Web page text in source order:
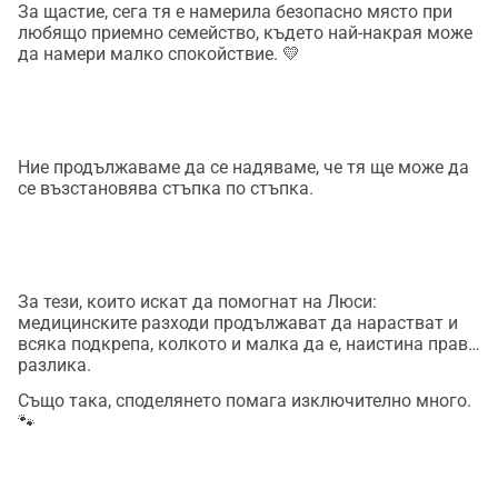
За щастие, сега тя е намерила безопасно място при
любящо приемно семейство, където най-накрая може
да намери малко спокойствие. 💛
Ние продължаваме да се надяваме, че тя ще може да
се възстановява стъпка по стъпка.
За тези, които искат да помогнат на Люси:
медицинските разходи продължават да нарастват и
всяка подкрепа, колкото и малка да е, наистина прави
разлика.
Също така, споделянето помага изключително много.
🐾